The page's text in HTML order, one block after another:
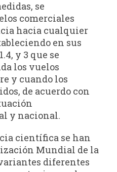
se
comerciales
hacia cualquier
en sus
y 3 que se
los vuelos
y cuando los
de acuerdo con
y nacional.
científica se han
Mundial de la
diferentes